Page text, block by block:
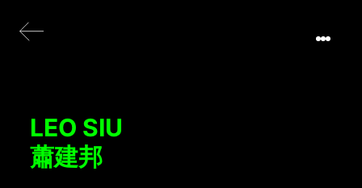
LEO SIU
蕭建邦